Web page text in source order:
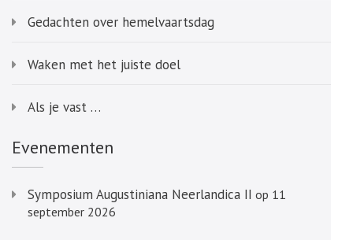
Gedachten over hemelvaartsdag
Waken met het juiste doel
Als je vast …
Evenementen
Symposium Augustiniana Neerlandica II op 11
september 2026